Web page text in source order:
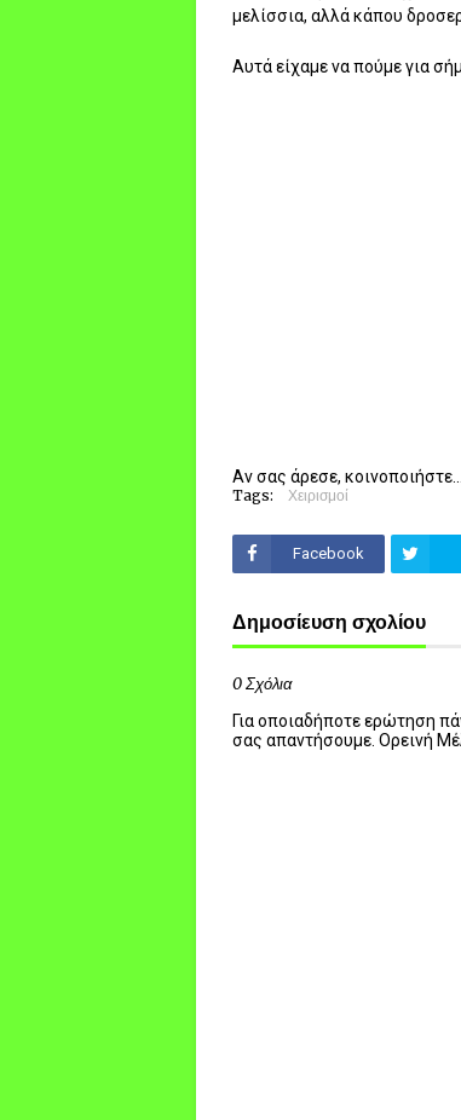
μελίσσια, αλλά κάπου
Αυτά είχαμε να πούμε για
Αν σας άρεσε, κοινοποιήστε...
Tags: Χειρισμοί
Facebook
Δημοσίευση σχολίου
0 Σχόλια
Για οποιαδήποτε ερώτηση
σας απαντήσουμε. Ορεινή